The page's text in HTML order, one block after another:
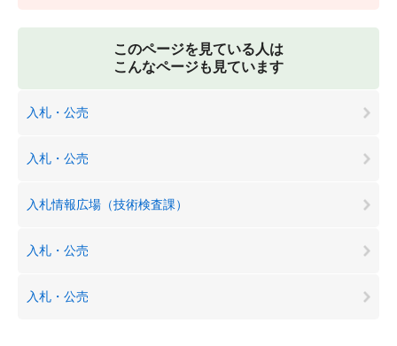
このページを見ている人は
こんなページも見ています
入札・公売
入札・公売
入札情報広場（技術検査課）
入札・公売
入札・公売